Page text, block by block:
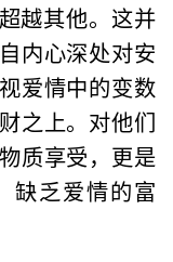
越其他。这并
内心深处对安
爱情中的变数
之上。对他们
质享受，更是
缺乏爱情的富